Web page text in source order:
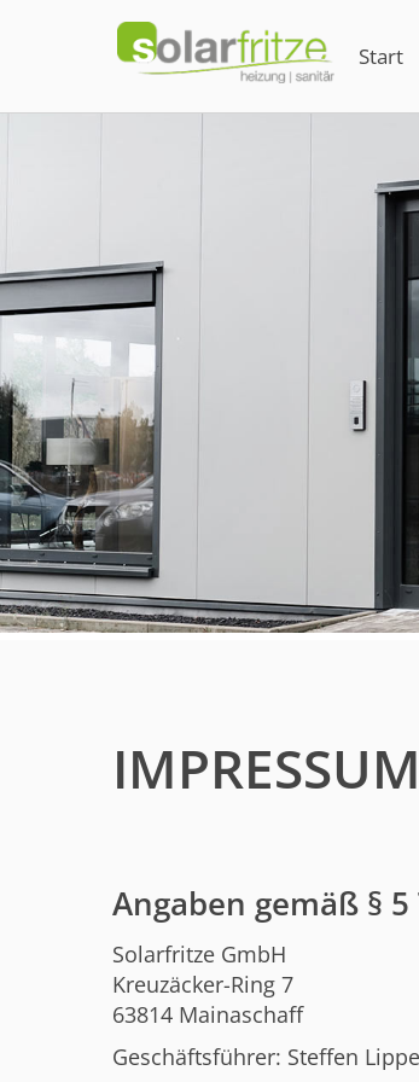
Start
IMPRESSUM
Angaben gemäß § 5
Solarfritze GmbH
Kreuzäcker-Ring 7
63814 Mainaschaff
Geschäftsführer: Steffen